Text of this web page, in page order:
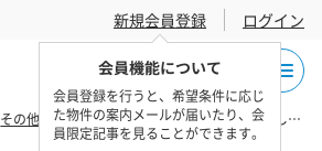
新規会員登録
会員機能について
会員登録を行うと、希望条件に応じ
た物件の案内メールが届いたり、会
員限定記事を見ることができます。
ログイン
その他東京エリア 大島支庁神津島村の貸し倉庫・賃貸倉庫 物件一覧